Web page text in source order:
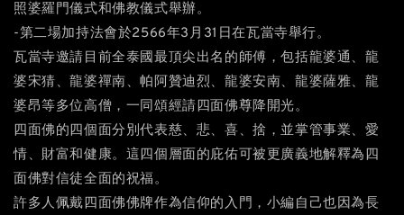
照婆羅門儀式和佛教儀式舉辦。
-第二場加持法會於2566年3月31日在瓦當寺舉行。
瓦當寺邀請目前全泰國最頂尖出名的師傅，包括龍婆通、龍
婆宋猜、龍婆禪南、帕阿贊迪烈、龍婆安南、龍婆薩雅、龍
婆昂等多位高僧，一同頌經請四面佛尊降開光。
四面佛的四個面分別代表慈、悲、喜、捨，並掌管事業、愛
情、財富和健康。這四個層面的庇佑可被更廣義地解釋為四
面佛對信徒全面的祝福。
許多人佩戴四面佛佛牌作為信仰的入門，小編自己也因為長